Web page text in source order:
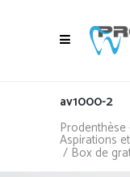
av1000-2
Aspirations
/ Box de